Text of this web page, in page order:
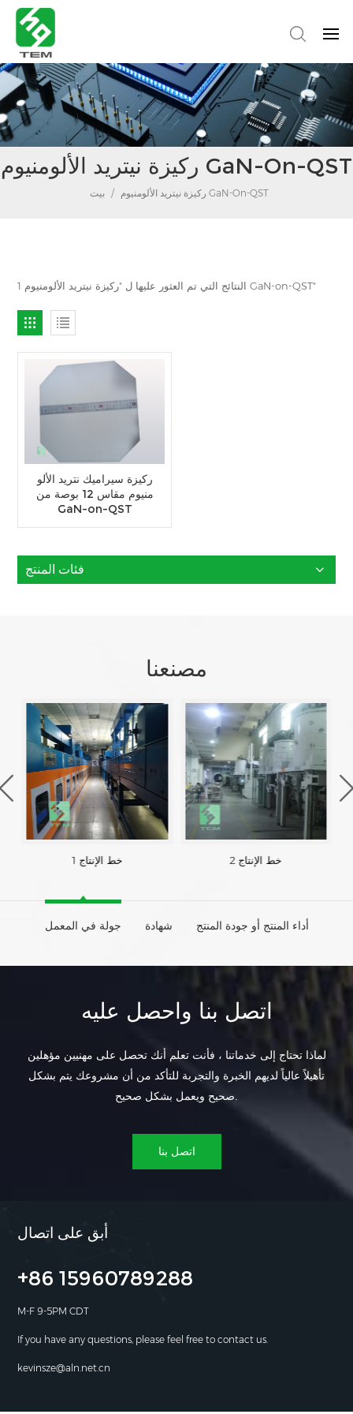
ركيزة نيتريد الألومنيوم GaN-On-QST
بيت / ركيزة نيتريد الألومنيوم GaN-On-QST
1 النتائج التي تم العثور عليها ل "ركيزة نيتريد الألومنيوم GaN-on-QST"
ركيزة سيراميك نتريد الألو
منيوم مقاس 12 بوصة من
GaN-on-QST
فئات المنتج
مصنعنا
خط الإنتاج 1 خط الإنتاج 2
جولة في المعمل شهادة أداء المنتج أو جودة المنتج
اتصل بنا واحصل عليه
لماذا تحتاج إلى خدماتنا ، فأنت تعلم أنك تحصل على مهنيين مؤهلين
تأهيلاً عالياً لديهم الخبرة والتجربة للتأكد من أن مشروعك يتم بشكل
صحيح ويعمل بشكل صحيح.
اتصل بنا
أبق على اتصال
+86 15960789288
M-F 9-5PM CDT
If you have any questions, please feel free to contact us.
kevinsze@aln.net.cn